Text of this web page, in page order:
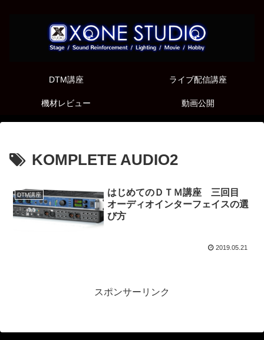
DTM講座 ライブ配信講座
機材レビュー 動画公開
KOMPLETE AUDIO2
DTM講座
はじめてのＤＴＭ講座 三回目
オーディオインターフェイスの選
び方
2019.05.21
スポンサーリンク